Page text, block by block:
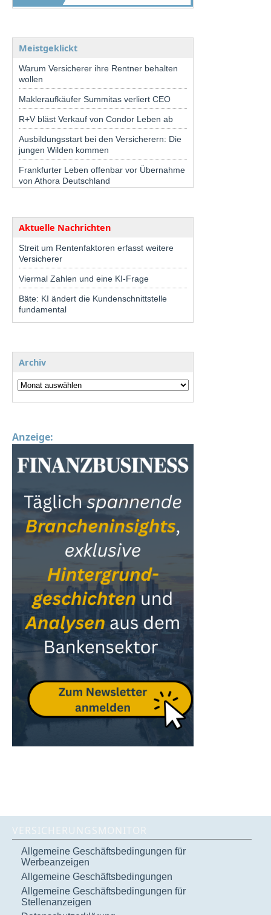
Meistgeklickt
Warum Versicherer ihre Rentner behalten
wollen
Makleraufkäufer Summitas verliert CEO
R+V bläst Verkauf von Condor Leben ab
Ausbildungsstart bei den Versicherern: Die
jungen Wilden kommen
Frankfurter Leben offenbar vor Übernahme
von Athora Deutschland
Aktuelle Nachrichten
Streit um Rentenfaktoren erfasst weitere
Versicherer
Viermal Zahlen und eine KI-Frage
Bäte: KI ändert die Kundenschnittstelle
fundamental
Archiv
Anzeige:
VERSICHERUNGSMONITOR
Allgemeine Geschäftsbedingungen für
Werbeanzeigen
Allgemeine Geschäftsbedingungen
Allgemeine Geschäftsbedingungen für
Stellenanzeigen